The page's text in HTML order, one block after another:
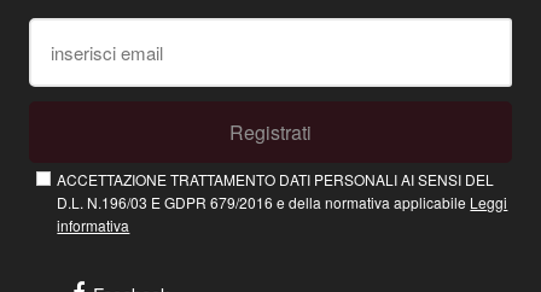
Registrati
ACCETTAZIONE TRATTAMENTO DATI PERSONALI AI SENSI DEL
D.L. N.196/03 E GDPR 679/2016 e della normativa applicabile Leggi
informativa